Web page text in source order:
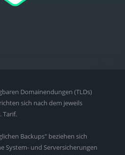
Domainendungen (TLDs)
sich nach dem jeweils
Tarif.
Backups" beziehen sich
System- und Serversicherungen